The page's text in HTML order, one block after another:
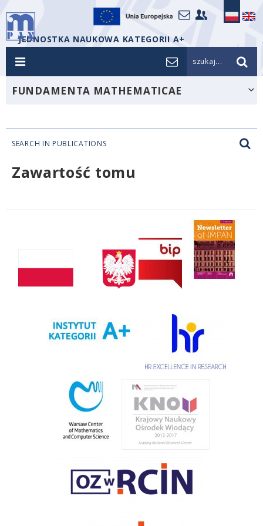
JEDNOSTKA NAUKOWA KATEGORII A+
szukaj...
FUNDAMENTA MATHEMATICAE
SEARCH IN PUBLICATIONS
Zawartość tomu